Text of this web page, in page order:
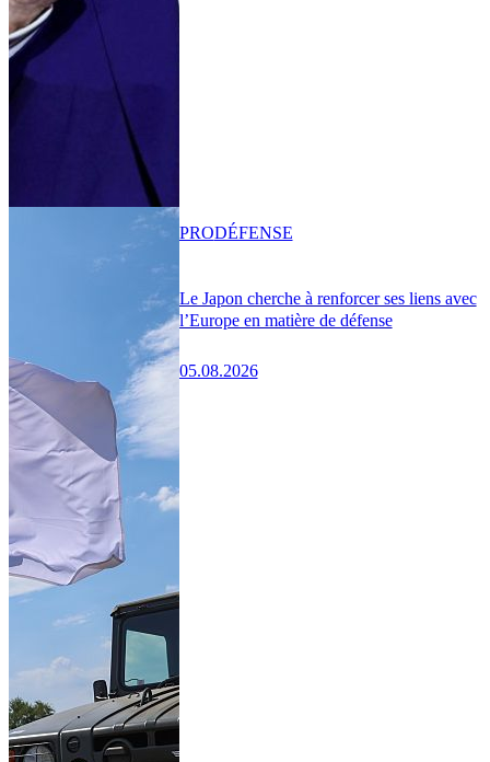
Le Japon cherche à renforcer ses liens avec
l’Europe en matière de défense
05.08.2026
PRODÉFENSE